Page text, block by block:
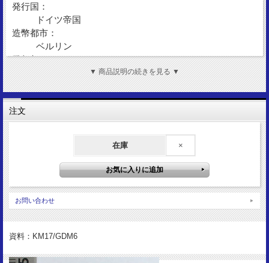
発行国：
ドイツ帝国
造幣都市：
ベルリン
発行年：
1909
額 面：
1/2マルク
金 性：
ドイツ帝国国章
20mm
重 量：
2.77g
5,403,769枚
状 態：
▼ 商品説明の続きを見る ▼
注文
在庫 ×
お問い合わせ
資料：KM17/GDM6